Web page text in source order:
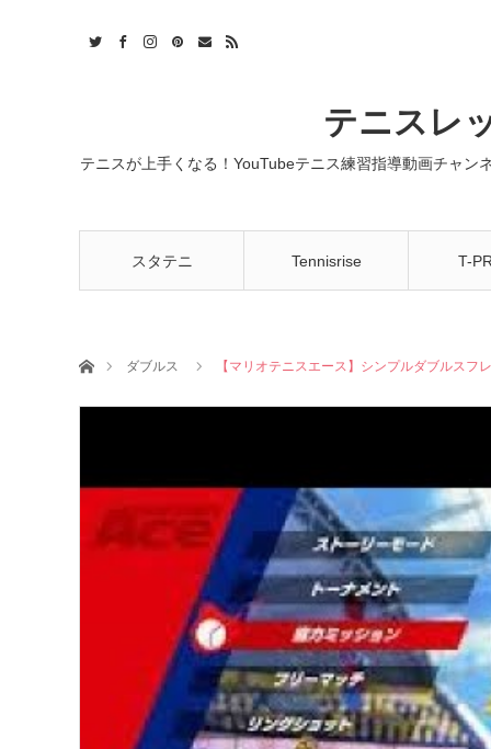
テニスレ
テニスが上手くなる！YouTubeテニス練習指導動画チャ
スタテニ Tennisrise T-
ホームダブルス 【マリオテニスエース】シンプルダブルス